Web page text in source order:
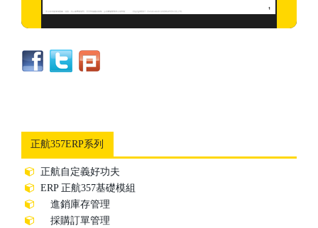
正航357ERP系列
正航自定義好功夫
ERP 正航357基礎模組
進銷庫存管理
採購訂單管理